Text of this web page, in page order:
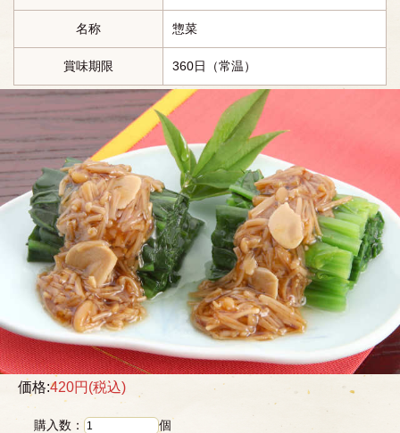
名称 惣菜
賞味期限 360日（常温）
価格:420円 (税込)
購入数： 個